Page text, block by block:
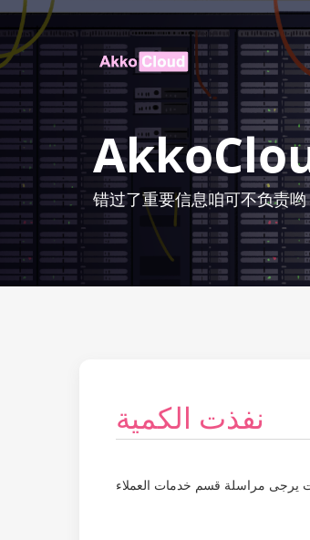
错过了重要信息咱可不负责
نفذت الكمية
يرجى مراسلة قسم خدمات العملاء